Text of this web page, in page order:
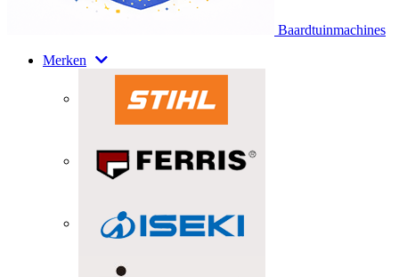
Baardtuinmachines
Merken